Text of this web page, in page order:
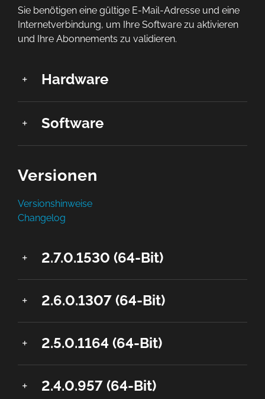
Sie benötigen eine gültige E-Mail-Adresse und eine
Internetverbindung, um Ihre Software zu aktivieren
und Ihre Abonnements zu validieren.
Hardware
Software
Versionen
Versionshinweise
Changelog
2.7.0.1530 (64-Bit)
2.6.0.1307 (64-Bit)
2.5.0.1164 (64-Bit)
2.4.0.957 (64-Bit)